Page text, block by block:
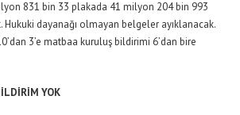
831 bin 33 plakada 41 milyon 204 bin 993
Hukuki dayanağı olmayan belgeler ayıklanacak.
3’e matbaa kuruluş bildirimi 6’dan bire
YOK